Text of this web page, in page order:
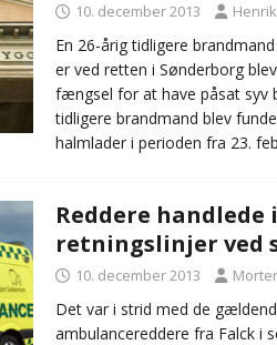
10. december 2013
En 26-årig tidligere
er ved retten i Sønderborg
fængsel for at have påsat syv
tidligere brandmand blev
halmlader i perioden fra 23.
Reddere handlede
retningslinjer ved
10. december 2013
Det var i strid med de
ambulancereddere fra Falck i